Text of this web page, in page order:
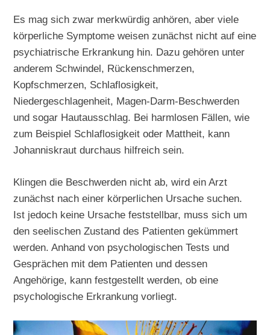
Es mag sich zwar merkwürdig anhören, aber viele
körperliche Symptome weisen zunächst nicht auf eine
psychiatrische Erkrankung hin. Dazu gehören unter
anderem Schwindel, Rückenschmerzen,
Kopfschmerzen, Schlaflosigkeit,
Niedergeschlagenheit, Magen-Darm-Beschwerden
und sogar Hautausschlag. Bei harmlosen Fällen, wie
zum Beispiel Schlaflosigkeit oder Mattheit, kann
Johanniskraut durchaus hilfreich sein.
Klingen die Beschwerden nicht ab, wird ein Arzt
zunächst nach einer körperlichen Ursache suchen.
Ist jedoch keine Ursache feststellbar, muss sich um
den seelischen Zustand des Patienten gekümmert
werden. Anhand von psychologischen Tests und
Gesprächen mit dem Patienten und dessen
Angehörige, kann festgestellt werden, ob eine
psychologische Erkrankung vorliegt.